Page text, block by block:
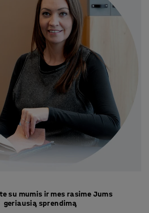
su mumis ir mes rasime Jums
geriausią sprendimą